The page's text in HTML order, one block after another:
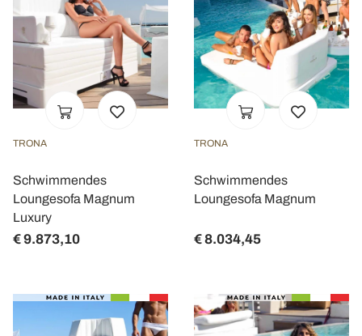
TRONA
Schwimmendes
Loungesofa Magnum
Luxury
€ 9.873,10
TRONA
Schwimmendes
Loungesofa Magnum
€ 8.034,45